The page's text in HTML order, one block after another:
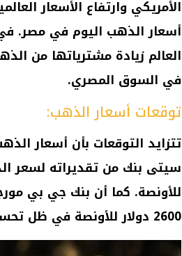
الأمريكي وارتفاع الأسعار
أسعار الذهب اليوم في مصر.
العالم زيادة مشترياتها من
في السوق المصري.
توقعات أسعار الذهب:
للأونصة. كما أن بنك جي بي
2600 دولار للأونصة في ظل تحسن الطلب على الذهب كملاذ آمن.